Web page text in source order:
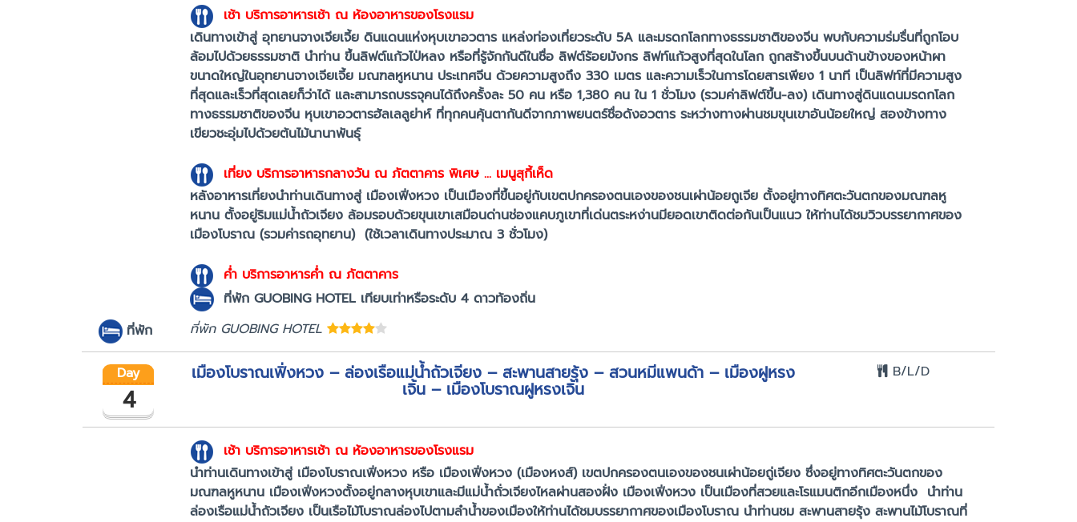
เช้า บริการอาหารเช้า ณ ห้องอาหารของโรงแรม
เดินทางเข้าสู่ อุทยานจางเจียเจี้ย ดินแดนแห่งหุบเขาอวตาร แหล่งท่องเที่ยวระดับ 5A และมรดกโลกทางธรรมชาติของจีน พบกับความร่มรื่นที่ถูกโอบ
ล้อมไปด้วยธรรมชาติ นำท่าน ขึ้นลิฟต์แก้วไป่หลง หรือที่รู้จักกันดีในชื่อ ลิฟต์ร้อยมังกร ลิฟท์แก้วสูงที่สุดในโลก ถูกสร้างขึ้นบนด้านข้างของหน้าผา
ขนาดใหญ่ในอุทยานจางเจียเจี้ย มณฑลหูหนาน ประเทศจีน ด้วยความสูงถึง 330 เมตร และความเร็วในการโดยสารเพียง 1 นาที เป็นลิฟท์ที่มีความสูง
ที่สุดและเร็วที่สุดเลยก็ว่าได้ และสามารถบรรจุคนได้ถึงครั้งละ 50 คน หรือ 1,380 คน ใน 1 ชั่วโมง (รวมค่าลิฟต์ขึ้น-ลง) เดินทางสู่ดินแดนมรดกโลก
ทางธรรมชาติของจีน หุบเขาอวตารฮัลเลลูย่าห์ ที่ทุกคนคุ้นตากันดีจากภาพยนตร์ชื่อดังอวตาร ระหว่างทางผ่านชมขุนเขาอันน้อยใหญ่ สองข้างทาง
เขียวชะอุ่มไปด้วยต้นไม้นานาพันธุ์
เที่ยง บริการอาหารกลางวัน ณ ภัตตาคาร พิเศษ ... เมนูสุกี้เห็ด
หลังอาหารเที่ยงนำท่านเดินทางสู่ เมืองเฟิ่งหวง เป็นเมืองที่ขึ้นอยู่กับเขตปกครองตนเองของชนเผ่าน้อยถูเจีย ตั้งอยู่ทางทิศตะวันตกของมณฑลหู
หนาน ตั้งอยู่ริมแม่น้ำถัวเจียง ล้อมรอบด้วยขุนเขาเสมือนด่านช่องแคบภูเขาที่เด่นตระหง่านมียอดเขาติดต่อกันเป็นแนว ให้ท่านได้ชมวิวบรรยากาศของ
เมืองโบราณ (รวมค่ารถอุทยาน) (ใช้เวลาเดินทางประมาณ 3 ชั่วโมง)
ค่ำ บริการอาหารค่ำ ณ ภัตตาคาร
ที่พัก GUOBING HOTEL เทียบเท่าหรือระดับ 4 ดาวท้องถิ่น
ที่พัก
ที่พัก GUOBING HOTEL
Day
4
เมืองโบราณเฟิ่งหวง – ล่องเรือแม่น้ำถัวเจียง – สะพานสายรุ้ง – สวนหมีแพนด้า – เมืองฝูหรง
เจิ้น – เมืองโบราณฝูหรงเจิ้น
B/L/D
เช้า บริการอาหารเช้า ณ ห้องอาหารของโรงแรม
นำท่านเดินทางเข้าสู่ เมืองโบราณเฟิ่งหวง หรือ เมืองเฟิ่งหวง (เมืองหงส์) เขตปกครองตนเองของชนเผ่าน้อยถู่เจียง ซึ่งอยู่ทางทิศตะวันตกของ
มณฑลหูหนาน เมืองเฟิ่งหวงตั้งอยู่กลางหุบเขาและมีแม่น้ำถั่วเจียงไหลผ่านสองฝั่ง เมืองเฟิ่งหวง เป็นเมืองที่สวยและโรแมนติกอีกเมืองหนึ่ง นำท่าน
ล่องเรือแม่น้ำถัวเจียง เป็นเรือไม้โบราณล่องไปตามลำน้ำของเมืองให้ท่านได้ชมบรรยากาศของเมืองโบราณ นำท่านชม สะพานสายรุ้ง สะพานไม้โบราณที่